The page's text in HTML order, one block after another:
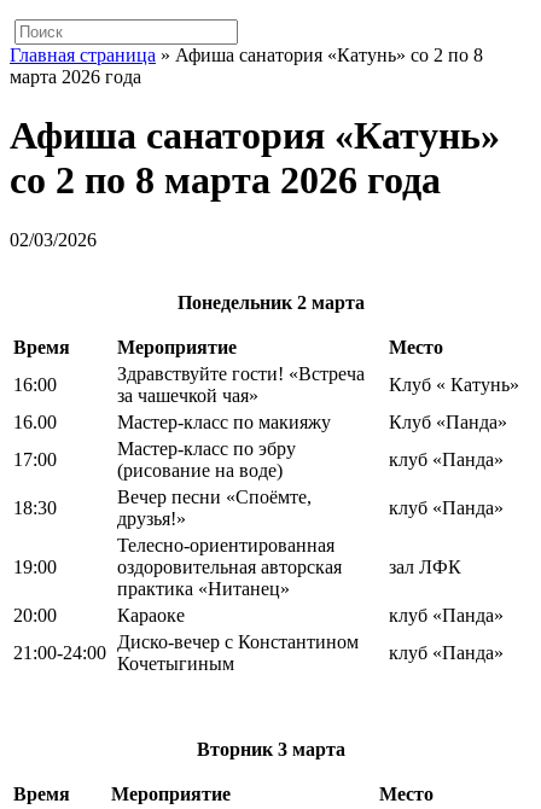
Главная страница » Афиша санатория «Катунь» со 2 по 8
марта 2026 года
Афиша санатория «Катунь»
со 2 по 8 марта 2026 года
02/03/2026
Понедельник 2 марта
Время Мероприятие
Место
16:00
Здравствуйте гости! «Встреча
за чашечкой чая»
Клуб « Катунь»
16.00
Мастер-класс по макияжу
Клуб «Панда»
17:00
Мастер-класс по эбру
(рисование на воде)
клуб «Панда»
18:30
Вечер песни «Споёмте,
друзья!»
клуб «Панда»
19:00
Телесно-ориентированная
оздоровительная авторская
практика «Нитанец»
зал ЛФК
20:00 Караоке
клуб «Панда»
21:00-24:00
Диско-вечер с Константином
Кочетыгиным
клуб «Панда»
Вторник3 марта
Время Мероприятие Место